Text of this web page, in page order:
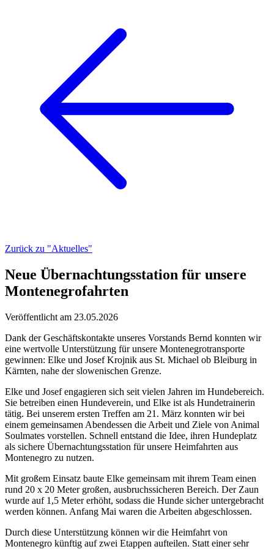
Zurück zu "Aktuelles"
Neue Übernachtungsstation für unsere
Montenegrofahrten
Veröffentlicht am 23.05.2026
Dank der Geschäftskontakte unseres Vorstands Bernd konnten wir
eine wertvolle Unterstützung für unsere Montenegrotransporte
gewinnen: Elke und Josef Krojnik aus St. Michael ob Bleiburg in
Kärnten, nahe der slowenischen Grenze.
Elke und Josef engagieren sich seit vielen Jahren im Hundebereich.
Sie betreiben einen Hundeverein, und Elke ist als Hundetrainerin
tätig. Bei unserem ersten Treffen am 21. März konnten wir bei
einem gemeinsamen Abendessen die Arbeit und Ziele von Animal
Soulmates vorstellen. Schnell entstand die Idee, ihren Hundeplatz
als sichere Übernachtungsstation für unsere Heimfahrten aus
Montenegro zu nutzen.
Mit großem Einsatz baute Elke gemeinsam mit ihrem Team einen
rund 20 x 20 Meter großen, ausbruchssicheren Bereich. Der Zaun
wurde auf 1,5 Meter erhöht, sodass die Hunde sicher untergebracht
werden können. Anfang Mai waren die Arbeiten abgeschlossen.
Durch diese Unterstützung können wir die Heimfahrt von
Montenegro künftig auf zwei Etappen aufteilen. Statt einer sehr